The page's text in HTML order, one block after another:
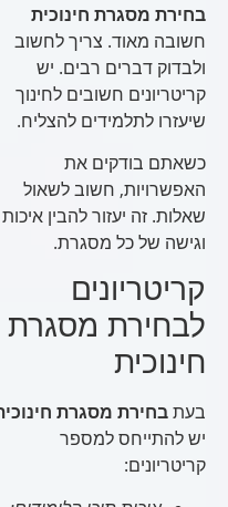
בחירת מסגרת חינוכית
חשובה מאוד. צריך לחשוב
ולבדוק דברים רבים. יש
קריטריונים חשובים לחינוך
שיעזרו לתלמידים להצליח.
כשאתם בודקים את
האפשרויות, חשוב לשאול
שאלות. זה יעזור להבין איכות
וגישה של כל מסגרת.
קריטריונים
לבחירת מסגרת
חינוכית
בעתבחירת מסגרת חינוכית,
יש להתייחס למספר
קריטריונים: